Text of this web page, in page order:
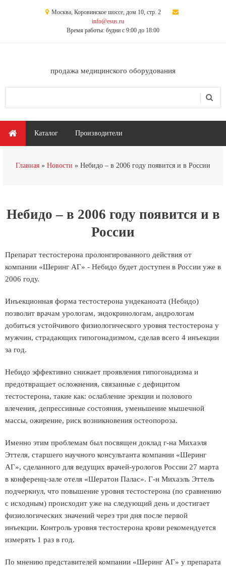
Москва, Коровинское шоссе, дом 10, стр. 2
info@esus.ru
Время работы: будни с 9:00 до 18:00
продажа медицинского оборудования
Главное меню
Каталог Производители
Главная Новости Небидо – в 2006 году появится и в России
Небидо – в 2006 году появится и в
России
Препарат тестостерона пролонгированного действия от
компании «Шеринг АГ» - Небидо будет доступен в России уже в
2006 году.
Инъекционная форма тестостерона ундеканоата (Небидо)
позволит врачам урологам, эндокринологам, андрологам
добиться устойчивого физиологического уровня тестостерона у
мужчин, страдающих гипогонадизмом, сделав всего 4 инъекции
за год.
Небидо эффективно снижает проявления гипогонадизма и
предотвращает осложнения, связанные с дефицитом
тестостерона, такие как: ослабление эрекции и полового
влечения, депрессивные состояния, уменьшение мышечной
массы, ожирение, риск возникновения остеопороза.
Именно этим проблемам был посвящен доклад г-на Михаэля
Эттеля, старшего научного консультанта компании «Шеринг
АГ», сделанного для ведущих врачей-урологов России 27 марта
в конференц-зале отеля «Шератон Палас». Г-н Михаэль Эттель
подчеркнул, что повышение уровня тестостерона (по сравнению
с исходным) происходит уже на следующий день и достигает
физиологических значений через три дня после первой
инъекции. Контроль уровня тестостерона крови рекомендуется
измерять 1 раз в год.
По мнению представителей компании «Шеринг АГ» у препарата